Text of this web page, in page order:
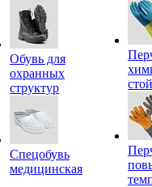
Обувь для
охранных
структур
Спецобувь
медицинская